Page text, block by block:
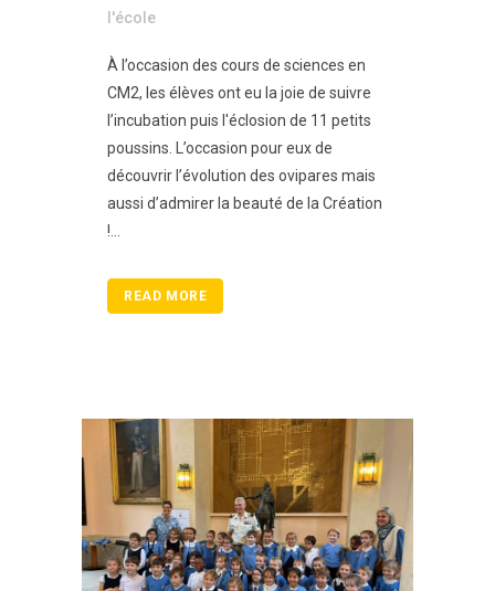
l'école
À l’occasion des cours de sciences en
CM2, les élèves ont eu la joie de suivre
l’incubation puis l'éclosion de 11 petits
poussins. L’occasion pour eux de
découvrir l’évolution des ovipares mais
aussi d’admirer la beauté de la Création
!...
READ MORE